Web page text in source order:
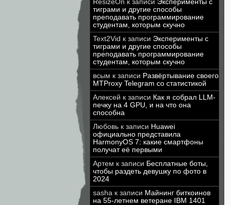
ResizeOn к записи Эксперименты с
тиграми и другие способы
преподавать программирование
студентам, которым скучно
Text2Vid к записи Эксперименты с
тиграми и другие способы
преподавать программирование
студентам, которым скучно
всым к записи Развёртывание своего
MTProxy Telegram со статистикой
Алексей к записи Как я собрал LLM-
печку на 4 GPU, и на что она
способна
Любовь к записи Huawei
официально представила
HarmonyOS 7: какие смартфоны
получат её первыми
Артем к записи Бесплатные боты,
чтобы раздеть девушку по фото в
2024
sasha к записи Майнинг биткоинов
на 55-летнем ветеране IBM 1401